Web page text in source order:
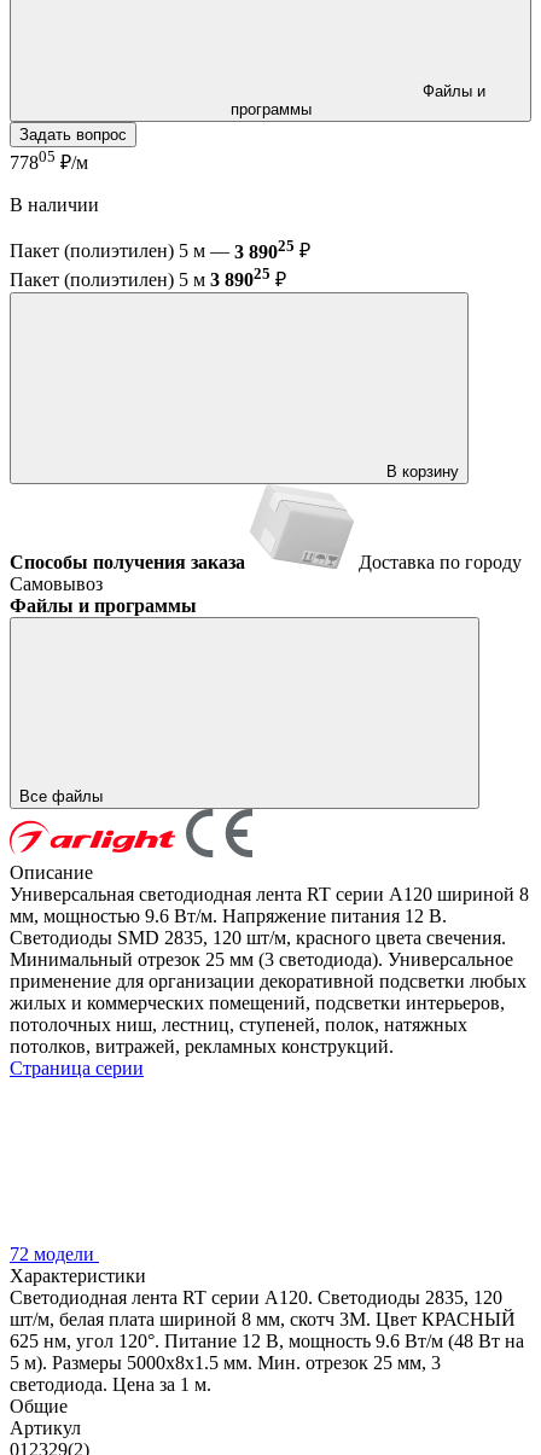
программы
Задать вопрос
77805 ₽/м
В наличии
Пакет (полиэтилен) 5 м — 3 89025 ₽
Пакет (полиэтилен) 5 м 3 89025 ₽
В корзину
Способы получения заказа
Доставка по городу
Самовывоз
Файлы и программы
Все файлы
Описание
Универсальная светодиодная лента RT серии A120 шириной 8
мм, мощностью 9.6 Вт/м. Напряжение питания 12 В.
Светодиоды SMD 2835, 120 шт/м, красного цвета свечения.
Минимальный отрезок 25 мм (3 светодиода). Универсальное
применение для организации декоративной подсветки любых
жилых и коммерческих помещений, подсветки интерьеров,
потолочных ниш, лестниц, ступеней, полок, натяжных
потолков, витражей, рекламных конструкций.
Страница серии
72 модели
Характеристики
Светодиодная лента RT серии A120. Светодиоды 2835, 120
шт/м, белая плата шириной 8 мм, скотч 3M. Цвет КРАСНЫЙ
625 нм, угол 120°. Питание 12 В, мощность 9.6 Вт/м (48 Вт на
5 м). Размеры 5000x8x1.5 мм. Мин. отрезок 25 мм, 3
светодиода. Цена за 1 м.
Общие
Артикул
012329(2)